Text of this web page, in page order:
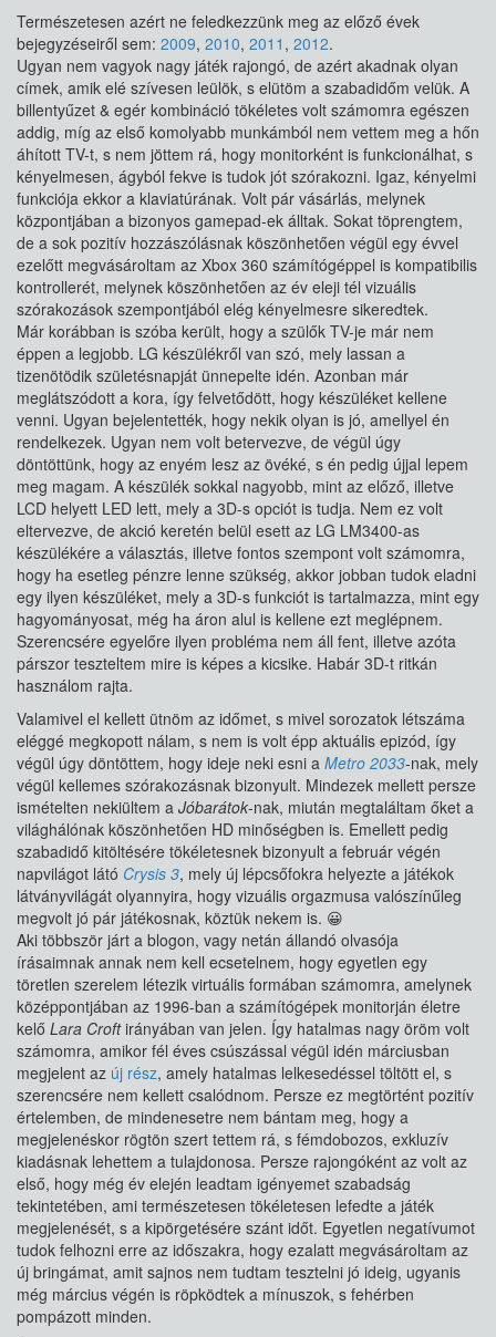
Természetesen azért ne feledkezzünk meg az előző évek
bejegyzéseiről sem: 2009, 2010, 2011 , 2012.
Ugyan nem vagyok nagy játék rajongó, de azért akadnak olyan
címek, amik elé szívesen leülök, s elütöm a szabadidőm velük. A
billentyűzet & egér kombináció tökéletes volt számomra egészen
addig, míg az első komolyabb munkámból nem vettem meg a hőn
áhított TV-t, s nem jöttem rá, hogy monitorként is funkcionálhat, s
kényelmesen, ágyból fekve is tudok jót szórakozni. Igaz, kényelmi
funkciója ekkor a klaviatúrának. Volt pár vásárlás, melynek
központjában a bizonyos gamepad-ek álltak. Sokat töprengtem,
de a sok pozitív hozzászólásnak köszönhetően végül egy évvel
ezelőtt megvásároltam az Xbox 360 számítógéppel is kompatibilis
kontrollerét, melynek köszönhetően az év eleji tél vizuális
szórakozások szempontjából elég kényelmesre sikeredtek.
Már korábban is szóba került, hogy a szülők TV-je már nem
éppen a legjobb. LG készülékről van szó, mely lassan a
tizenötödik születésnapját ünnepelte idén. Azonban már
meglátszódott a kora, így felvetődött, hogy készüléket kellene
venni. Ugyan bejelentették, hogy nekik olyan is jó, amellyel én
rendelkezek. Ugyan nem volt betervezve, de végül úgy
döntöttünk, hogy az enyém lesz az övéké, s én pedig újjal lepem
meg magam. A készülék sokkal nagyobb, mint az előző, illetve
LCD helyett LED lett, mely a 3D-s opciót is tudja. Nem ez volt
eltervezve, de akció keretén belül esett az LG LM3400-as
készülékére a választás, illetve fontos szempont volt számomra,
hogy ha esetleg pénzre lenne szükség, akkor jobban tudok eladni
egy ilyen készüléket, mely a 3D-s funkciót is tartalmazza, mint egy
hagyományosat, még ha áron alul is kellene ezt meglépnem.
Szerencsére egyelőre ilyen probléma nem áll fent, illetve azóta
párszor teszteltem mire is képes a kicsike. Habár 3D-t ritkán
használom rajta.
Valamivel el kellett ütnöm az időmet, s mivel sorozatok létszáma
eléggé megkopott nálam, s nem is volt épp aktuális epizód, így
végül úgy döntöttem, hogy ideje neki esni a Metro 2033-nak, mely
végül kellemes szórakozásnak bizonyult. Mindezek mellett persze
ismételten nekiültem a Jóbarátok-nak, miután megtaláltam őket a
világhálónak köszönhetően HD minőségben is. Emellett pedig
szabadidő kitöltésére tökéletesnek bizonyult a február végén
napvilágot látó Crysis 3, mely új lépcsőfokra helyezte a játékok
látványvilágát olyannyira, hogy vizuális orgazmusa valószínűleg
megvolt jó pár játékosnak, köztük nekem is. 😀
Aki többször járt a blogon, vagy netán állandó olvasója
írásaimnak annak nem kell ecsetelnem, hogy egyetlen egy
töretlen szerelem létezik virtuális formában számomra, amelynek
középpontjában az 1996-ban a számítógépek monitorján életre
kelő Lara Croftirányában van jelen. Így hatalmas nagy öröm volt
számomra, amikor fél éves csúszással végül idén márciusban
megjelent az új rész, amely hatalmas lelkesedéssel töltött el, s
szerencsére nem kellett csalódnom. Persze ez megtörtént pozitív
értelemben, de mindenesetre nem bántam meg, hogy a
megjelenéskor rögtön szert tettem rá, s fémdobozos, exkluzív
kiadásnak lehettem a tulajdonosa. Persze rajongóként az volt az
első, hogy még év elején leadtam igényemet szabadság
tekintetében, ami természetesen tökéletesen lefedte a játék
megjelenését, s a kipörgetésére szánt időt. Egyetlen negatívumot
tudok felhozni erre az időszakra, hogy ezalatt megvásároltam az
új bringámat, amit sajnos nem tudtam tesztelni jó ideig, ugyanis
még március végén is röpködtek a mínuszok, s fehérben
pompázott minden.